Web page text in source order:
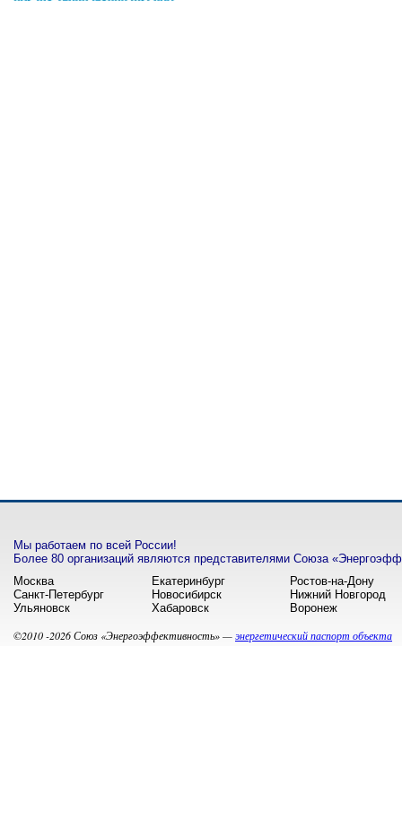
Мы работаем по всей России!
Более 80 организаций являются представителями Союза
Москва
Екатеринбург
Ростов-на-Дону
Санкт-Петербург
Новосибирск
Нижний Новгород
Ульяновск
Хабаровск Воронеж
©2010 -2026 Союз «Энергоэффективность» —энергетический паспорт объекта